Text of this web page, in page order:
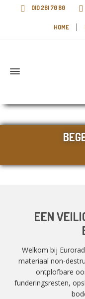
010 261 70 80
HOME
EEN
Welkom bij
materiaal non-
ontplofbare
funderingsresten,